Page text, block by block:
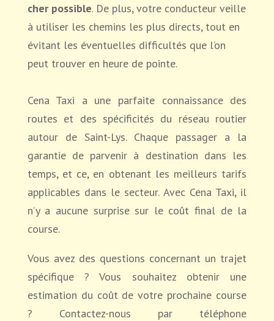
cher possible. De plus, votre conducteur veille
à utiliser les chemins les plus directs, tout en
évitant les éventuelles difficultés que l’on
peut trouver en heure de pointe.
Cena Taxi a une parfaite connaissance des
routes et des spécificités du réseau routier
autour de Saint-Lys. Chaque passager a la
garantie de parvenir à destination dans les
temps, et ce, en obtenant les meilleurs tarifs
applicables dans le secteur. Avec Cena Taxi, il
n’y a aucune surprise sur le coût final de la
course.
Vous avez des questions concernant un trajet
spécifique ? Vous souhaitez obtenir une
estimation du coût de votre prochaine course
? Contactez-nous par téléphone